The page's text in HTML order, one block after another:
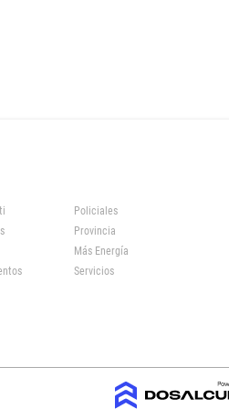
Policiales
Provincia
Más Energía
Servicios